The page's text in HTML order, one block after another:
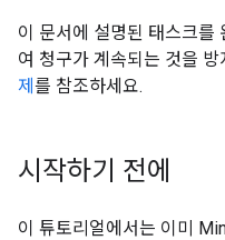
이 문서에 설명된 태스크를
여 청구가 계속되는 것을
제 를 참조하세요.
시작하기 전에
이 튜토리얼에서는 이미